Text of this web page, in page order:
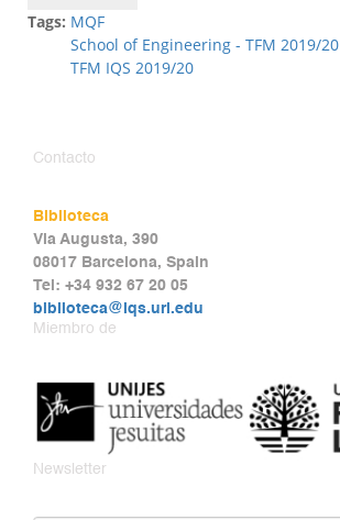
Tags: MQF
School of Engineering - TFM 2019/20
TFM IQS 2019/20
Contacto
Biblioteca
Via Augusta, 390
08017 Barcelona, Spain
Tel: +34 932 67 20 05
biblioteca@iqs.url.edu
Miembro de
Newsletter